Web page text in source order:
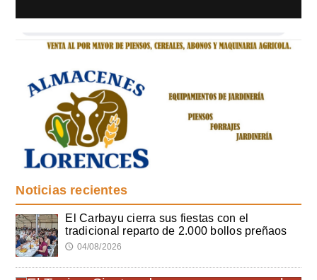
Noticias recientes
El Carbayu cierra sus fiestas con el
tradicional reparto de 2.000 bollos preñaos
🕔 04/08/2026